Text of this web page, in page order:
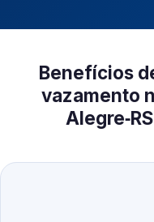
Benefícios
vazamento